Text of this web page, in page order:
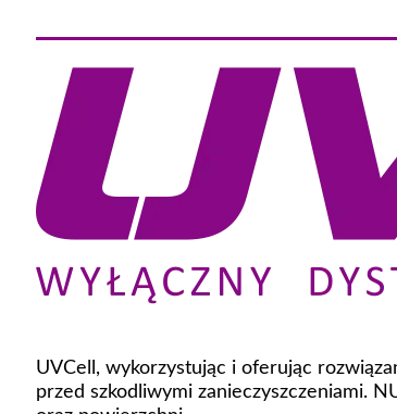
UVCell, wykorzystując i oferując
przed szkodliwymi zanieczyszczeniami.